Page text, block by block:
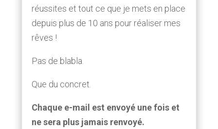
réussites et tout ce que je mets en place
depuis plus de 10 ans pour réaliser mes
rêves !
Pas de blabla.
Que du concret.
Chaque e-mail est envoyé une fois et
ne sera plus jamais renvoyé.